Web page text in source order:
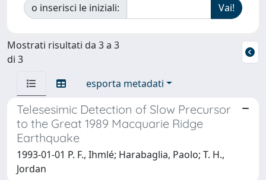
o inserisci le iniziali:
Mostrati risultati da 3 a 3
di 3
esporta metadati
Telesesimic Detection of Slow Precursor
to the Great 1989 Macquarie Ridge
Earthquake
1993-01-01 P. F., Ihmlé; Harabaglia, Paolo; T. H.,
Jordan